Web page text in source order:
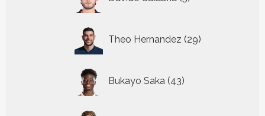
producten
Theo Hernandez 29
producten
Bukayo Saka 43
producten